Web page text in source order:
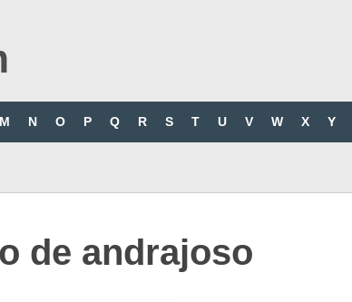
M N O P Q R S T U V W X Y
de andrajoso